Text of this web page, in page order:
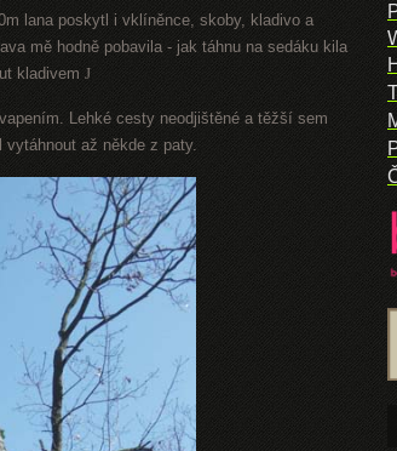
lana poskytl i vklíněnce, skoby, kladivo a
mě hodně pobavila - jak táhnu na sedáku kila
kladivem J
Lehké cesty neodjištěné a těžší sem
až někde z paty.